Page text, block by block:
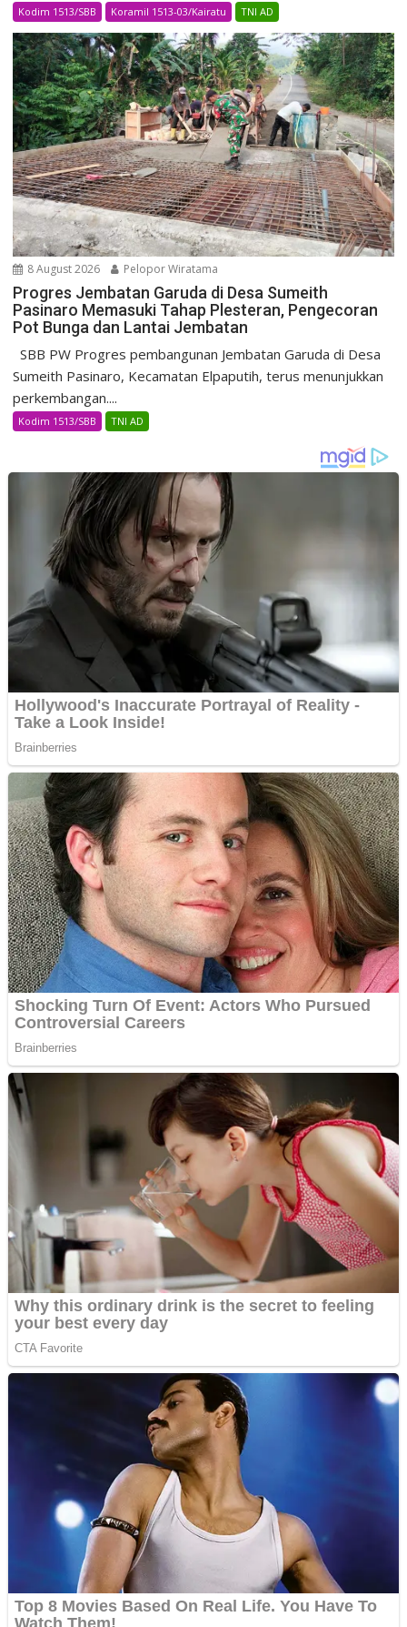
Kodim 1513/SBB Koramil 1513-03/Kairatu TNI AD
8 August 2026 Pelopor Wiratama
Progres Jembatan Garuda di Desa Sumeith
Pasinaro Memasuki Tahap Plesteran, Pengecoran
Pot Bunga dan Lantai Jembatan
SBB PW Progres pembangunan Jembatan Garuda di Desa
Sumeith Pasinaro, Kecamatan Elpaputih, terus menunjukkan
perkembangan....
Kodim 1513/SBB TNI AD